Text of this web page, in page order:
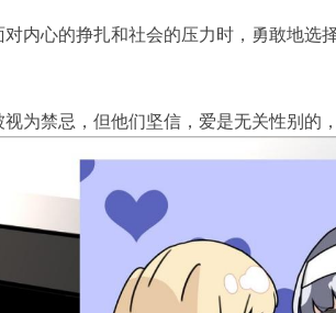
内心的挣扎和社会的压力时，勇敢地选
为禁忌，但他们坚信，爱是无关性别的